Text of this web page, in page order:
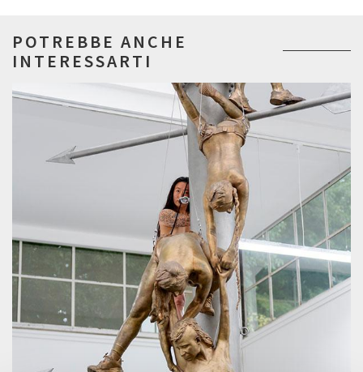
POTREBBE ANCHE
INTERESSARTI